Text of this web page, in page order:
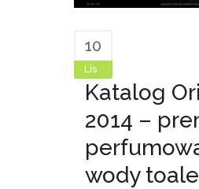
10
Lis
Katalog
2014 –
wody